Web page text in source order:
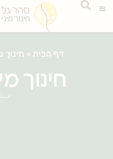
דף הבית » חינוך
חינוך